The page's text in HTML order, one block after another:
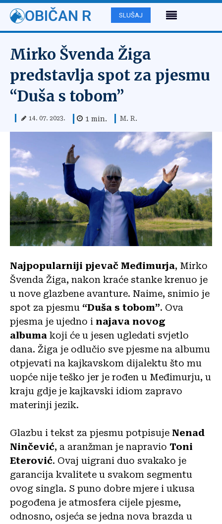
OBIČAN R SLUŠAJ
Mirko Švenda Žiga
predstavlja spot za pjesmu
“Duša s tobom”
14. 07. 2023. 1 min. M. R.
Najpopularniji pjevač Međimurja, Mirko
Švenda Žiga, nakon kraće stanke krenuo je
u nove glazbene avanture. Naime, snimio je
spot za pjesmu “Duša s tobom”. Ova
pjesma je ujedno i najava novog
albuma koji će u jesen ugledati svjetlo
dana. Žiga je odlučio sve pjesme na albumu
otpjevati na kajkavskom dijalektu što mu
uopće nije teško jer je rođen u Međimurju, u
kraju gdje je kajkavski idiom zapravo
materinji jezik.
Glazbu i tekst za pjesmu potpisuje Nenad
Ninčević, a aranžman je napravio Toni
Eterović. Ovaj uigrani duo svakako je
garancija kvalitete u svakom segmentu
ovog singla. S puno dobre mjere i ukusa
pogođena je atmosfera cijele pjesme,
odnosno, osjeća se jedna nova brazda u